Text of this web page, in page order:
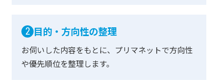
2 目的・方向性の整理
お伺いした内容をもとに、 プリマネットで方向性
や優先順位を整理します。